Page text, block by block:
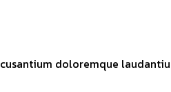
doloremque